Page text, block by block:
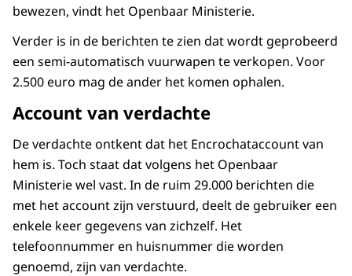
bewezen, vindt het Openbaar Ministerie.
Verder is in de berichten te zien dat wordt geprobeerd
een semi-automatisch vuurwapen te verkopen. Voor
2.500 euro mag de ander het komen ophalen.
Account van verdachte
De verdachte ontkent dat het Encrochataccount van
hem is. Toch staat dat volgens het Openbaar
Ministerie wel vast. In de ruim 29.000 berichten die
met het account zijn verstuurd, deelt de gebruiker een
enkele keer gegevens van zichzelf. Het
telefoonnummer en huisnummer die worden
genoemd, zijn van verdachte.